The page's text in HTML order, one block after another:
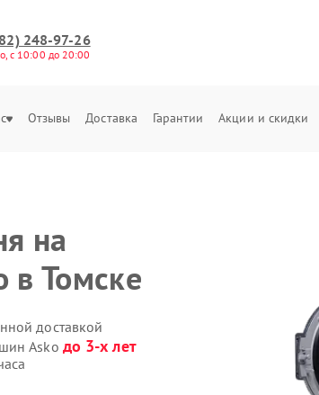
248-97-26
с 10:00 до 20:00
Отзывы Доставка Гарантии Акции и скидки
на
в Томске
доставкой
Asko до 3-х лет